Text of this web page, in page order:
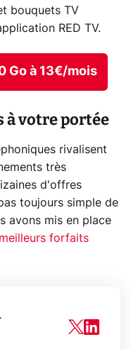
bouquets TV
RED TV.
Go à 13€/mois
à votre portée
rivalisent
très
d'offres
toujours simple de
avons mis en place
meilleurs forfaits